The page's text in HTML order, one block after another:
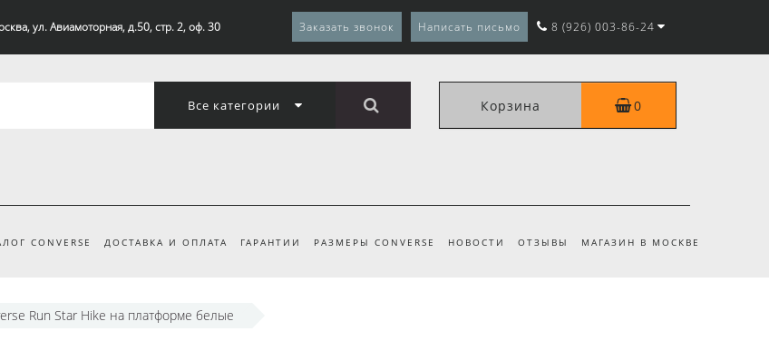
ул. Авиамоторная, д.50, стр. 2, оф. 30 Заказать звонок Написать письмо 8 (926) 003-86-24
Все категории Корзина 0
CONVERSE ДОСТАВКА И ОПЛАТА ГАРАНТИИ РАЗМЕРЫ CONVERSE НОВОСТИ ОТЗЫВЫ МАГАЗИН В МОСКВЕ
Run Star Hike на платформе белые